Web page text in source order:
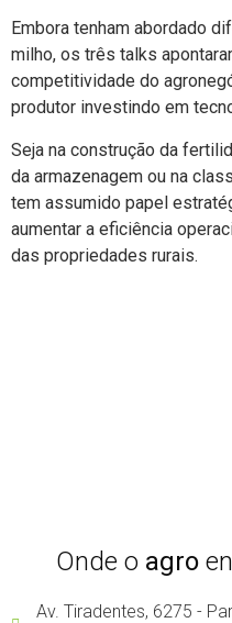
Embora tenham abordado
milho, os três talks
competitividade do
produtor investindo em
Seja na construção da
da armazenagem ou na
tem assumido papel
aumentar a eficiência
das propriedades rurais.
Onde o agro
Av. Tiradentes, 6275 -